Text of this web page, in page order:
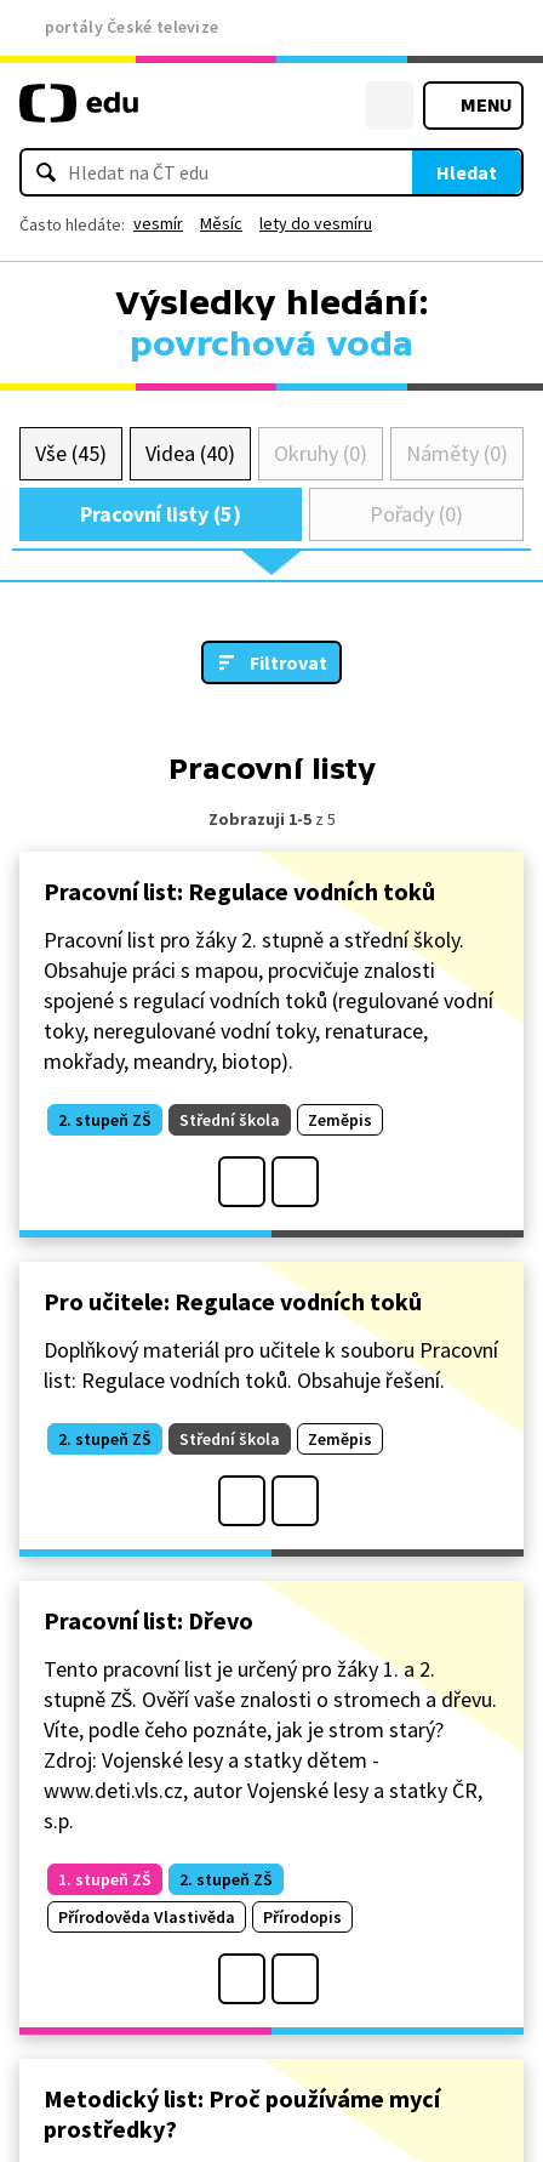
portály České televize
MENU
Hledat
Často hledáte: vesmír Měsíc lety do vesmíru
Výsledky hledání:
povrchová voda
Vše (45) Videa (40) Okruhy (0) Náměty (0)
Pracovní listy (5) Pořady (0)
Filtrovat
Pracovní listy
Zobrazuji 1-5z 5
Pracovní list: Regulace vodních toků
Pracovní list pro žáky 2. stupně a střední školy.
Obsahuje práci s mapou, procvičuje znalosti
spojené s regulací vodních toků (regulované vodní
toky, neregulované vodní toky, renaturace,
mokřady, meandry, biotop).
2. stupeň ZŠ Střední škola Zeměpis
Pro učitele: Regulace vodních toků
Doplňkový materiál pro učitele k souboru Pracovní
list: Regulace vodních toků. Obsahuje řešení.
2. stupeň ZŠ Střední škola Zeměpis
Pracovní list: Dřevo
Tento pracovní list je určený pro žáky 1. a 2.
stupně ZŠ. Ověří vaše znalosti o stromech a dřevu.
Víte, podle čeho poznáte, jak je strom starý?
Zdroj: Vojenské lesy a statky dětem -
www.deti.vls.cz, autor Vojenské lesy a statky ČR,
s.p.
1. stupeň ZŠ
2. stupeň ZŠ
Přírodověda Vlastivěda
Přírodopis
Metodický list: Proč používáme mycí
prostředky?